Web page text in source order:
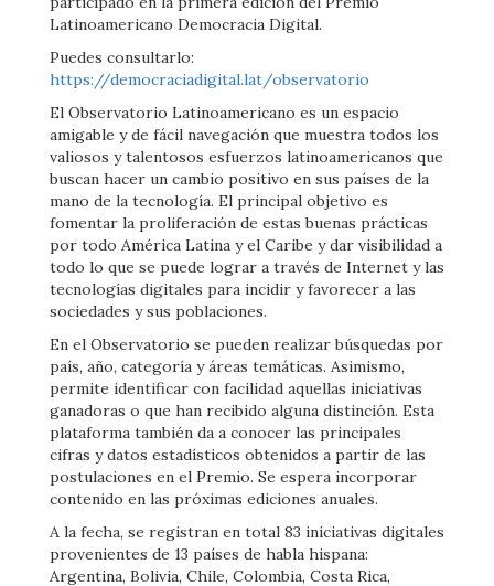
Latinoamericano Democracia Digital.
Puedes consultarlo:
https://democraciadigital.lat/observatorio
El Observatorio Latinoamericano es un espacio
amigable y de fácil navegación que muestra todos los
valiosos y talentosos esfuerzos latinoamericanos que
buscan hacer un cambio positivo en sus países de la
mano de la tecnología. El principal objetivo es
fomentar la proliferación de estas buenas prácticas
por todo América Latina y el Caribe y dar visibilidad a
todo lo que se puede lograr a través de Internet y las
tecnologías digitales para incidir y favorecer a las
sociedades y sus poblaciones.
En el Observatorio se pueden realizar búsquedas por
país, año, categoría y áreas temáticas. Asimismo,
permite identificar con facilidad aquellas iniciativas
ganadoras o que han recibido alguna distinción. Esta
plataforma también da a conocer las principales
cifras y datos estadísticos obtenidos a partir de las
postulaciones en el Premio. Se espera incorporar
contenido en las próximas ediciones anuales.
A la fecha, se registran en total 83 iniciativas digitales
provenientes de 13 países de habla hispana:
Argentina, Bolivia, Chile, Colombia, Costa Rica,